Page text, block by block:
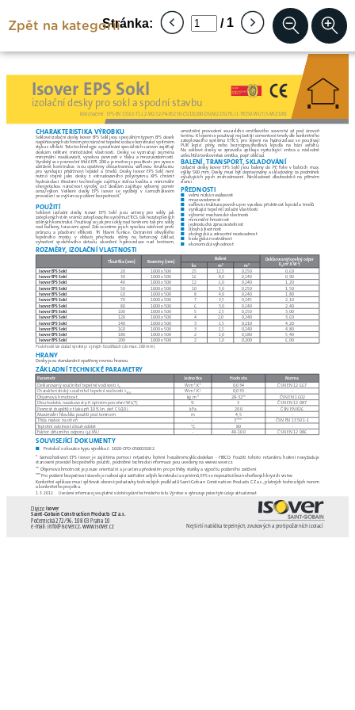
Zpět na kategorii